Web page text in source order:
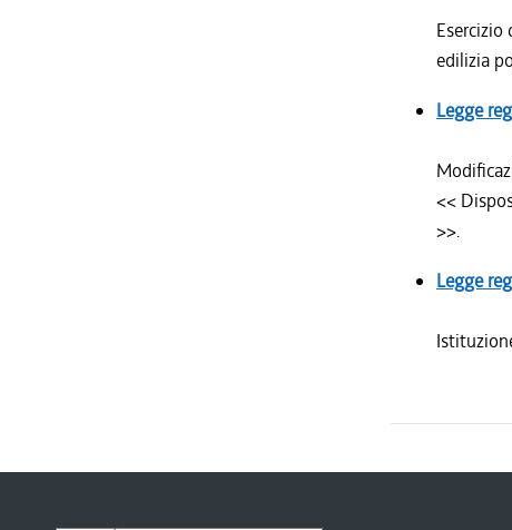
edilizia
Legge
<<
>>.
Legge